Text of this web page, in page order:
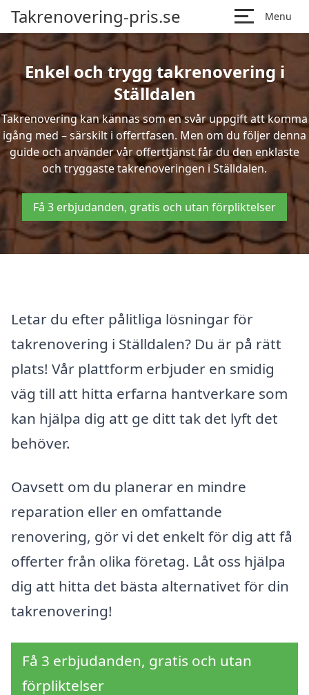
Takrenovering-pris.se Menu
Enkel och trygg takrenovering i
Ställdalen
Takrenovering kan kännas som en svår uppgift att komma
igång med – särskilt i offertfasen. Men om du följer denna
guide och använder vår offerttjänst får du den enklaste
och tryggaste takrenoveringen i Ställdalen.
Få 3 erbjudanden, gratis och utan förpliktelser
Letar du efter pålitliga lösningar för
takrenovering i Ställdalen? Du är på rätt
plats! Vår plattform erbjuder en smidig
väg till att hitta erfarna hantverkare som
kan hjälpa dig att ge ditt tak det lyft det
behöver.
Oavsett om du planerar en mindre
reparation eller en omfattande
renovering, gör vi det enkelt för dig att få
offerter från olika företag. Låt oss hjälpa
dig att hitta det bästa alternativet för din
takrenovering!
Få 3 erbjudanden, gratis och utan
förpliktelser